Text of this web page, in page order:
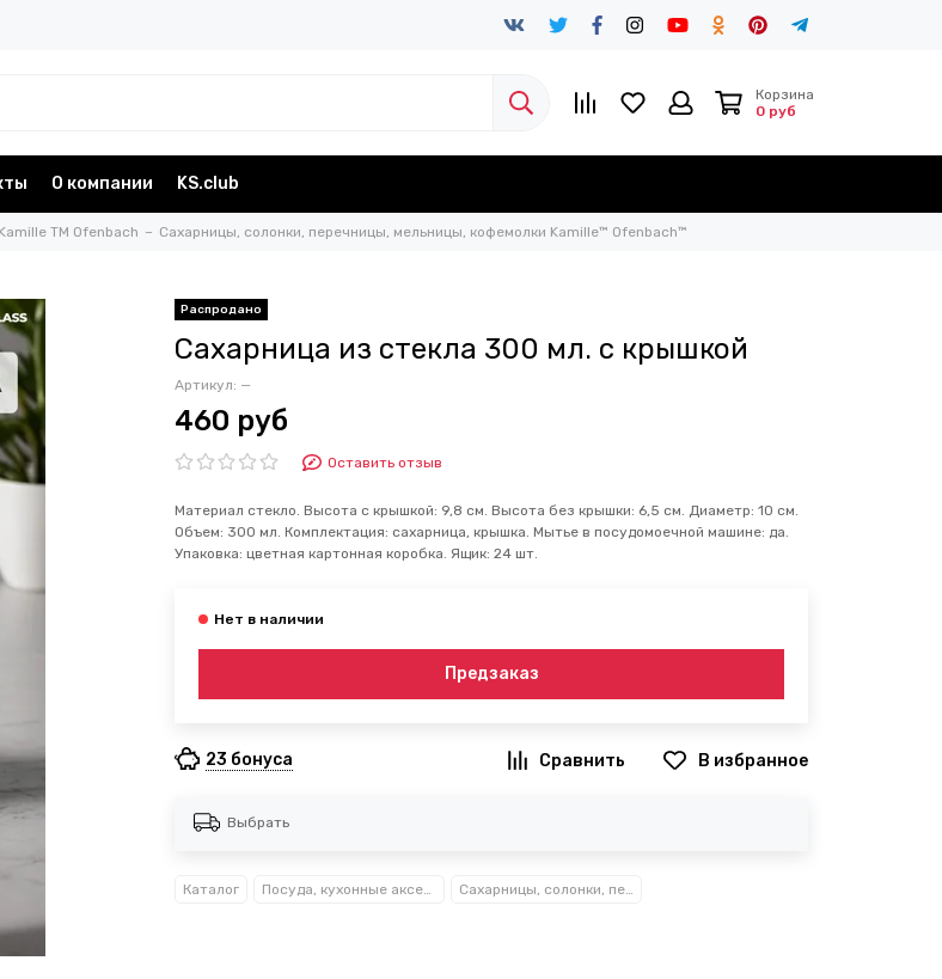
Корзина
0 руб
О компании KS.club
TM Ofenbach Сахарницы, солонки, перечницы, мельницы, кофемолки Kamille™ Ofenbach™
Сахарница из стекла 300 мл. с крышкой
Артикул: —
460 руб
Оставить отзыв
Материал стекло. Высота с крышкой: 9,8 см. Высота без крышки: 6,5 см. Диаметр: 10 см.
Объем: 300 мл. Комплектация: сахарница, крышка. Мытье в посудомоечной машине: да.
Упаковка: цветная картонная коробка. Ящик: 24 шт.
Предзаказ
23 бонуса В избранное
Выбрать
Каталог Посуда, кухонные аксессуары и принадлежности TM Kamille TM Ofenbach Сахарницы, солонки, перечницы, мельницы, кофемолки Kamille™ Ofenbach™